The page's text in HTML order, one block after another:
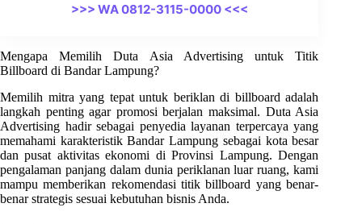
>>> WA 0812-3115-0000 <<<
Mengapa Memilih Duta Asia Advertising untuk Titik
Billboard di Bandar Lampung?
Memilih mitra yang tepat untuk beriklan di billboard adalah
langkah penting agar promosi berjalan maksimal. Duta Asia
Advertising hadir sebagai penyedia layanan terpercaya yang
memahami karakteristik Bandar Lampung sebagai kota besar
dan pusat aktivitas ekonomi di Provinsi Lampung. Dengan
pengalaman panjang dalam dunia periklanan luar ruang, kami
mampu memberikan rekomendasi titik billboard yang benar-
benar strategis sesuai kebutuhan bisnis Anda.